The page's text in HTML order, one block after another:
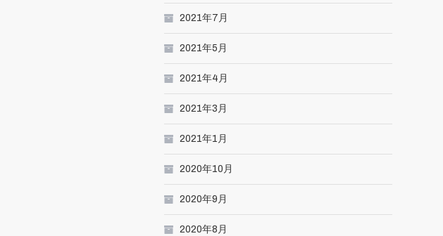
2021年7月
2021年5月
2021年4月
2021年3月
2021年1月
2020年10月
2020年9月
2020年8月